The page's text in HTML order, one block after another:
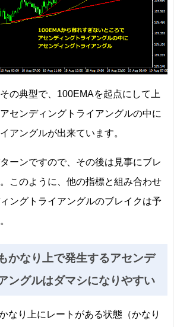
の典型で、100EMAを起点にして上
センディングトライアングルの中に
アングルが出来ています。
ーンですので、その後は見事にブレ
このように、他の指標と組み合わせ
ングトライアングルのブレイクは予
かなり上で発生するアセンデ
ングルはダマシになりやすい
なり上にレートがある状態（かなり